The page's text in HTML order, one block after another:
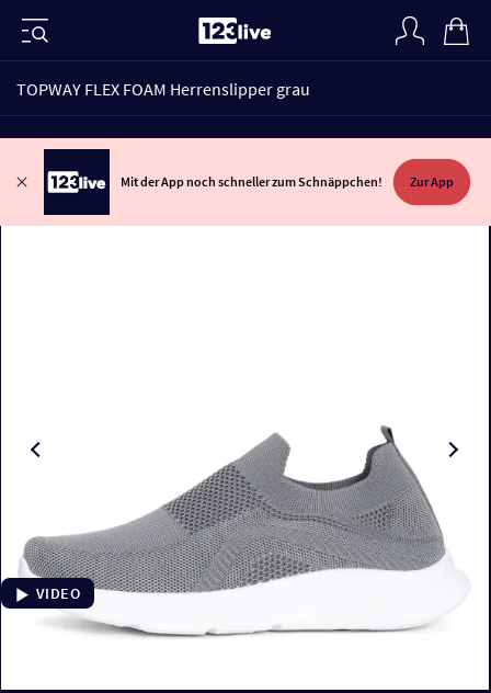
TOPWAY FLEX FOAM Herrenslipper grau
Mit der App noch schneller zum Schnäppchen! Zur App
VIDEO